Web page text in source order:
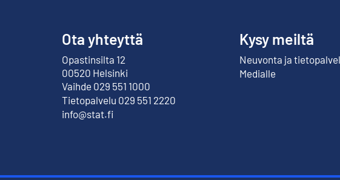
Ota yhteyttä
Opastinsilta 12
00520 Helsinki
Ulkoinen linkki
Vaihde 029 551 1000
Tietopalvelu 029 551 2220
info@stat.fi
Kysy meiltä
Neuvonta ja
Medialle